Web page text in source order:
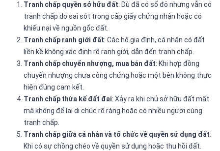
Tranh chấp quyền sở hữu đất: Dù đã có sổ đỏ nhưng vẫn có
tranh chấp do sai sót trong cấp giấy chứng nhận hoặc có
khiếu nại về nguồn gốc đất.
Tranh chấp ranh giới đất: Các hộ gia đình, cá nhân có đất
liền kề không xác định rõ ranh giới, dẫn đến tranh chấp.
Tranh chấp chuyển nhượng, mua bán đất: Khi hợp đồng
chuyển nhượng chưa công chứng hoặc một bên không thực
hiện đúng cam kết.
Tranh chấp thừa kế đất đai: Xảy ra khi chủ sở hữu đất mất
mà không để lại di chúc rõ ràng hoặc có nhiều người cùng
tranh chấp.
Tranh chấp giữa cá nhân và tổ chức về quyền sử dụng đất:
Khi có sự chồng chéo về quyền sử dụng hoặc thu hồi đất.